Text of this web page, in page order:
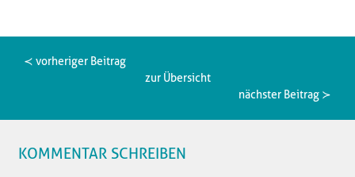
≺ vorheriger Beitrag
zur Übersicht
nächster Beitrag ≻
KOMMENTAR SCHREIBEN